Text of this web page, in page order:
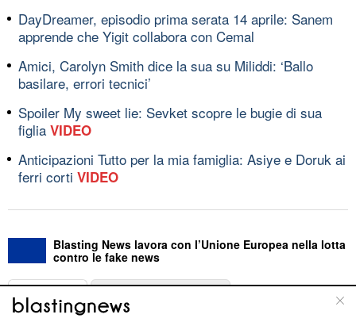
DayDreamer, episodio prima serata 14 aprile: Sanem
apprende che Yigit collabora con Cemal
Amici, Carolyn Smith dice la sua su Miliddi: ‘Ballo
basilare, errori tecnici’
Spoiler My sweet lie: Sevket scopre le bugie di sua
figlia VIDEO
Anticipazioni Tutto per la mia famiglia: Asiye e Doruk ai
ferri corti VIDEO
Blasting News lavora con l’Unione Europea nella lotta
contro le fake news
ABOUT